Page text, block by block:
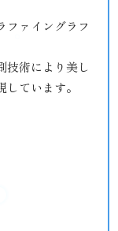
ファイングラフ
技術により美し
ています。